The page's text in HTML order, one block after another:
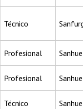
Técnico
Profesional
Profesional
Técnico